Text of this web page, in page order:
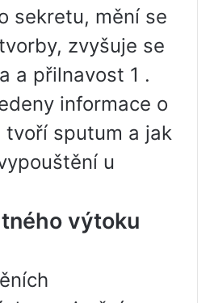
sekretu, mění se
zvyšuje se
a přilnavost 1 .
informace o
tvoří sputum a jak
u
výtoku